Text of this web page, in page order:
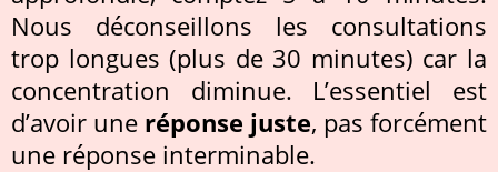
Nous déconseillons les consultations
trop longues (plus de 30 minutes) car la
concentration diminue. L’essentiel est
d’avoir une réponse juste, pas forcément
une réponse interminable.